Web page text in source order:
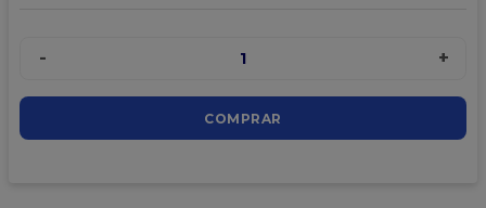
- 1 +
COMPRAR